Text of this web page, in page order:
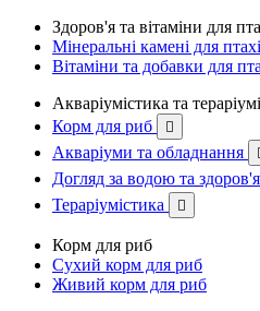
Здоров'я та вітаміни для
Мінеральні камені для
Вітаміни та добавки для
Акваріумістика та
Корм для риб

Акваріуми та обладнання
Догляд за водою та
Тераріумістика 
Корм для риб
Сухий корм для риб
Живий корм для риб